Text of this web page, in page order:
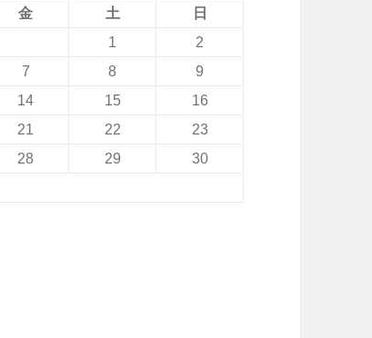
金 土
日
1
2
7 8
9
14 15
16
21 22
23
28 29
30